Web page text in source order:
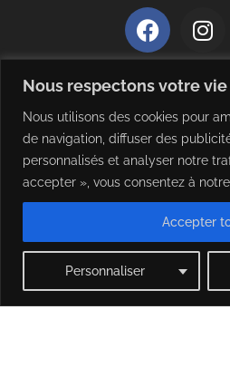
Nous respectons votre
Nous utilisons des cookies pour
de navigation, diffuser des
personnalisés et analyser notre
accepter », vous consentez à
Personnaliser
Accepter
QUALITE ET
TELECHARGER